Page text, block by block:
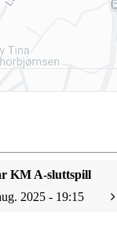
KM A-sluttspill
2025 - 19:15